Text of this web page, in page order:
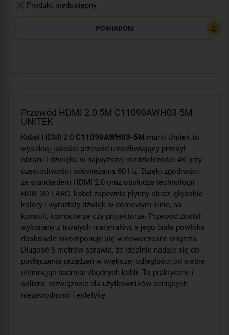
Produkt niedostępny
POWIADOM
Przewód HDMI 2.0 5M C11090AWH03-5M
UNITEK
Kabel HDMI 2.0 C11090AWH03-5M marki Unitek to
wysokiej jakości przewód umożliwiający przesył
obrazu i dźwięku w najwyższej rozdzielczości 4K przy
częstotliwości odświeżania 60 Hz. Dzięki zgodności
ze standardem HDMI 2.0 oraz obsłudze technologii
HDR, 3D i ARC, kabel zapewnia płynny obraz, głębokie
kolory i wyrazisty dźwięk w domowym kinie, na
konsoli, komputerze czy projektorze. Przewód został
wykonany z trwałych materiałów, a jego biała powłoka
doskonale wkomponuje się w nowoczesne wnętrza.
Długość 5 metrów sprawia, że idealnie nadaje się do
podłączenia urządzeń w większej odległości od siebie,
eliminując nadmiar zbędnych kabli. To praktyczne i
solidne rozwiązanie dla użytkowników ceniących
niezawodność i estetykę.